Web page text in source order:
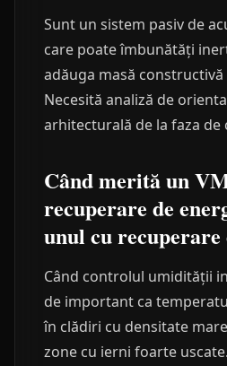
Sunt un sistem pasiv de
care poate îmbunătăți
adăuga masă
Necesită analiză de
arhitecturală de la faza de
Când merită un
recuperare de
unul cu recuperare
Când controlul umidității
de important ca
în clădiri cu densitate
zone cu ierni foarte